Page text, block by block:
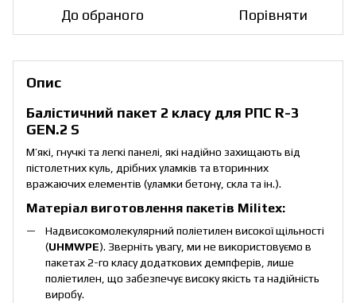
До обраного Порівняти
Опис
Балістичний пакет 2 класу для РПС R-3
GEN.2 S
М’які, гнучкі та легкі панелі, які надійно захищають від
пістолетних куль, дрібних уламків та вторинних
вражаючих елементів (уламки бетону, скла та ін.).
Матеріал виготовлення пакетів Militex:
Надвисокомолекулярний поліетилен високої щільності
(UHMWPE). Зверніть увагу, ми не використовуємо в
пакетах 2-го класу додаткових демпферів, лише
поліетилен, що забезпечує високу якість та надійність
виробу.